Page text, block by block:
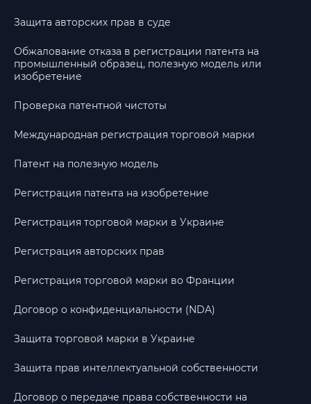
Защита авторских прав в суде
Обжалование отказа в регистрации патента на
промышленный образец, полезную модель или
изобретение
Проверка патентной чистоты
Международная регистрация торговой марки
Патент на полезную модель
Регистрация патента на изобретение
Регистрация торговой марки в Украине
Регистрация авторских прав
Регистрация торговой марки во Франции
Договор о конфиденциальности (NDA)
Защита торговой марки в Украине
Защита прав интеллектуальной собственности
Договор о передаче права собственности на